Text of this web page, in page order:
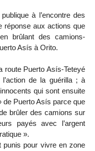
à l’encontre des
réponse aux actions que
brûlant des camions-
Asís à Orito.
route Puerto Asís-Teteyé
de la guérilla ; à
qui sont ensuite
de Puerto Asís parce que
brûler des camions sur
payés avec l’argent
».
pour vivre en zone